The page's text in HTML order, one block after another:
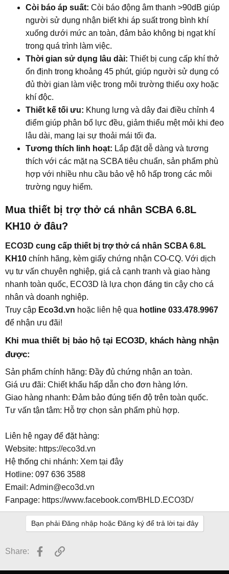
Còi báo áp suất: Còi báo động âm thanh >90dB giúp
người sử dụng nhận biết khi áp suất trong bình khí
xuống dưới mức an toàn, đảm bảo không bị ngạt khí
trong quá trình làm việc.
Thời gian sử dụng lâu dài: Thiết bị cung cấp khí thở
ổn định trong khoảng 45 phút, giúp người sử dụng có
đủ thời gian làm việc trong môi trường thiếu oxy hoặc
khí độc.
Thiết kế tối ưu: Khung lưng và dây đai điều chỉnh 4
điểm giúp phân bổ lực đều, giảm thiểu mệt mỏi khi đeo
lâu dài, mang lại sự thoải mái tối đa.
Tương thích linh hoạt: Lắp đặt dễ dàng và tương
thích với các mặt nạ SCBA tiêu chuẩn, sản phẩm phù
hợp với nhiều nhu cầu bảo vệ hô hấp trong các môi
trường nguy hiểm.
Mua thiết bị trợ thở cá nhân SCBA 6.8L
KH10 ở đâu?​
ECO3D cung cấp thiết bị trợ thở cá nhân SCBA 6.8L
KH10 chính hãng, kèm giấy chứng nhận CO-CQ. Với dịch
vụ tư vấn chuyên nghiệp, giá cả cạnh tranh và giao hàng
nhanh toàn quốc, ECO3D là lựa chọn đáng tin cậy cho cá
nhân và doanh nghiệp.
Truy cập Eco3d.vn hoặc liên hệ qua hotline 033.478.9967
để nhận ưu đãi!
Khi mua thiết bị bảo hộ tại ECO3D, khách hàng nhận
được:​
Sản phẩm chính hãng: Đầy đủ chứng nhận an toàn.
Giá ưu đãi: Chiết khấu hấp dẫn cho đơn hàng lớn.
Giao hàng nhanh: Đảm bảo đúng tiến độ trên toàn quốc.
Tư vấn tận tâm: Hỗ trợ chọn sản phẩm phù hợp.
Liên hệ ngay để đặt hàng:
Website: https://eco3d.vn
Hệ thống chi nhánh: Xem tại đây
Hotline: 097 636 3588
Email: Admin@eco3d.vn
Fanpage: https://www.facebook.com/BHLD.ECO3D/
Bạn phải Đăng nhập hoặc Đăng ký để trả lời tại đây
Share: Facebook
Link